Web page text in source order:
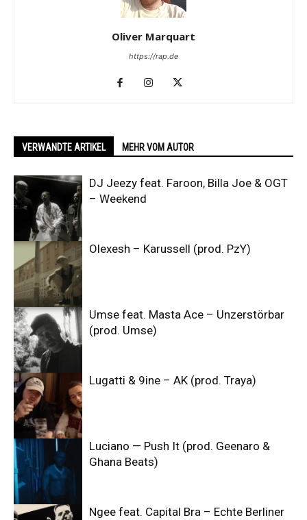
Oliver Marquart
https://rap.de
VERWANDTE ARTIKEL MEHR VOM AUTOR
DJ Jeezy feat. Faroon, Billa Joe & OGT
– Weekend
Olexesh – Karussell (prod. PzY)
Umse feat. Masta Ace – Unzerstörbar
(prod. Umse)
Lugatti & 9ine – AK (prod. Traya)
Luciano — Push It (prod. Geenaro &
Ghana Beats)
Ngee feat. Capital Bra – Echte Berliner